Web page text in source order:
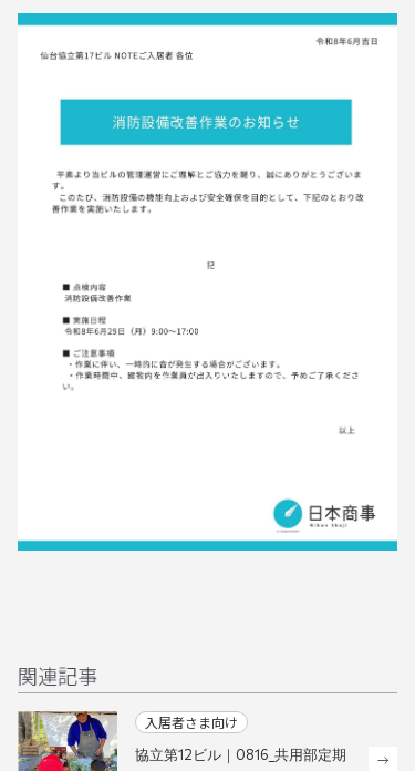
関連記事
入居者さま向け
入居者さま向け
協立第12ビル｜0816_共用部定期